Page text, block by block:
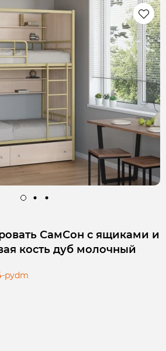
СамСон с ящиками и
кость дуб молочный
pydm